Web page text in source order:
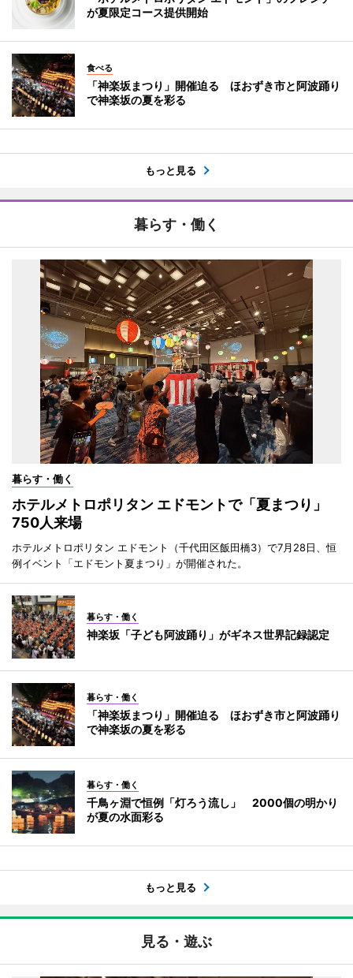
が夏限定コース提供開始
食べる
「神楽坂まつり」開催迫る ほおずき市と阿波踊り
で神楽坂の夏を彩る
もっと見る
暮らす・働く
暮らす・働く
ホテルメトロポリタン エドモントで「夏まつり」
750人来場
ホテルメトロポリタン エドモント（千代田区飯田橋3）で7月28日、恒
例イベント「エドモント夏まつり」が開催された。
暮らす・働く
神楽坂「子ども阿波踊り」がギネス世界記録認定
暮らす・働く
「神楽坂まつり」開催迫る ほおずき市と阿波踊り
で神楽坂の夏を彩る
暮らす・働く
千鳥ヶ淵で恒例「灯ろう流し」 2000個の明かり
が夏の水面彩る
もっと見る
見る・遊ぶ